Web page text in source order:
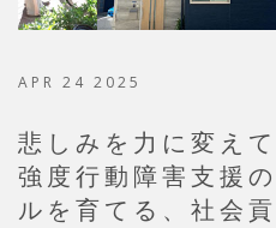
APR 24 2025
悲しみを力に変えて
強度行動障害支援
ルを育てる、社会